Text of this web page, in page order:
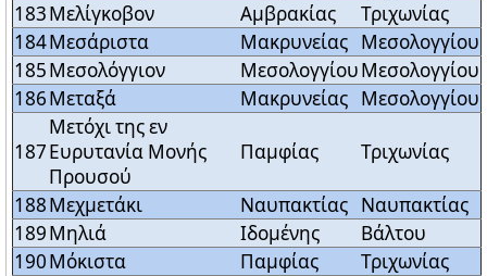
183Μελίγκοβον Αμβρακίας
Τριχωνίας
184Μεσάριστα Μακρυνείας Μεσολογγίου
185Μεσολόγγιον ΜεσολογγίουΜεσολογγίου
186Μεταξά Μακρυνείας Μεσολογγίου
187
Μετόχι της εν
Ευρυτανία Μονής
Προυσού
Παμφίας Τριχωνίας
188Μεχμετάκι Ναυπακτίας Ναυπακτίας
189Μηλιά Ιδομένης
Βάλτου
190Μόκιστα Παμφίας
Τριχωνίας